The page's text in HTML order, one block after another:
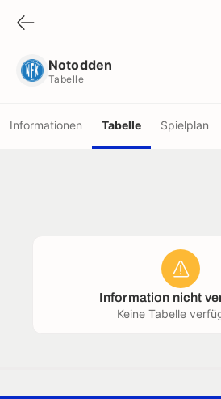
Notodden
Tabelle
Informationen Tabelle Spielplan
Information nicht
Keine Tabelle